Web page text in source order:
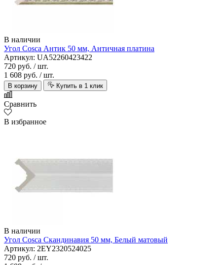
В наличии
Угол Cosca Антик 50 мм, Античная платина
Артикул: UA52260423422
720 руб. / шт.
1 608 руб. / шт.
В корзину Купить в 1 клик
Сравнить
В избранное
В наличии
Угол Cosca Скандинавия 50 мм, Белый матовый
Артикул: 2EY2320524025
720 руб. / шт.